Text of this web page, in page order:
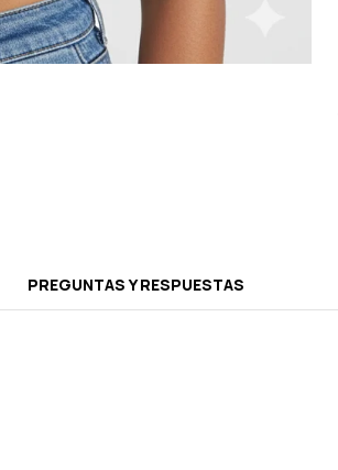
PREGUNTAS Y RESPUESTAS